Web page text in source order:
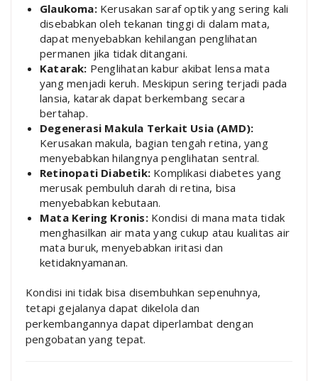
Glaukoma:Kerusakan saraf optik yang sering kali
disebabkan oleh tekanan tinggi di dalam mata,
dapat menyebabkan kehilangan penglihatan
permanen jika tidak ditangani.
Katarak: Penglihatan kabur akibat lensa mata
yang menjadi keruh. Meskipun sering terjadi pada
lansia, katarak dapat berkembang secara
bertahap.
Degenerasi Makula Terkait Usia (AMD):
Kerusakan makula, bagian tengah retina, yang
menyebabkan hilangnya penglihatan sentral.
Retinopati Diabetik: Komplikasi diabetes yang
merusak pembuluh darah di retina, bisa
menyebabkan kebutaan.
Mata Kering Kronis:Kondisi di mana mata tidak
menghasilkan air mata yang cukup atau kualitas air
mata buruk, menyebabkan iritasi dan
ketidaknyamanan.
Kondisi ini tidak bisa disembuhkan sepenuhnya,
tetapi gejalanya dapat dikelola dan
perkembangannya dapat diperlambat dengan
pengobatan yang tepat.